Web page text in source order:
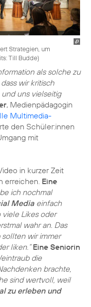
Strategien, um
Till Budde)
als solche zu
wir kritisch
uns vielseitig
, Medienpädagogin
Multimedia-
den Schüler:innen
mit
in kurzer Zeit
erreichen. Eine
ich nochmal
Media einfach
Likes oder
wahr an. Das
sollten wir immer
liken.” Eine Seniorin
die
brachte,
sind wertvoll, weil
zu erleben und